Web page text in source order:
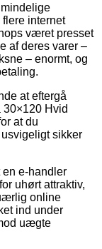
internet
været presset
af deres varer –
– enormt, og
at eftergå
30×120 Hvid
at du
sikker
en e-handler
uhørt attraktiv,
online
ind under
uægte